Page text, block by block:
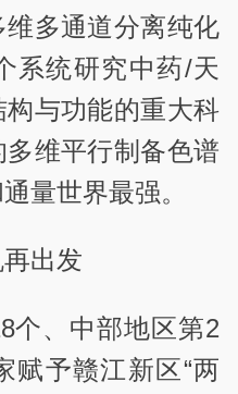
多通道分离纯化
系统研究中药/天
与功能的重大科
维平行制备色谱
量世界最强。
出发
个、中部地区第2
赋予赣江新区“两